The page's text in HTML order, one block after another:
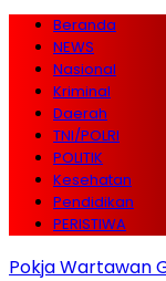
Beranda
NEWS
Nasional
Kriminal
Daerah
TNI/POLRI
POLITIK
Kesehatan
Pendidikan
PERISTIWA
Pokja Wartawan